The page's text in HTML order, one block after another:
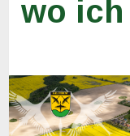
wo ich